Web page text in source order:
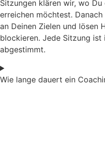
Sitzungen klären wir, wo
erreichen möchtest.
an Deinen Zielen und lösen
blockieren. Jede Sitzung
abgestimmt.
Wie lange dauert ein